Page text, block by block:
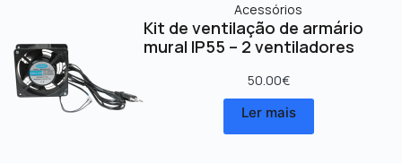
Acessórios
Kit de ventilação de armário
mural IP55 – 2 ventiladores
50.00€
Ler mais